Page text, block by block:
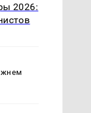
2026: